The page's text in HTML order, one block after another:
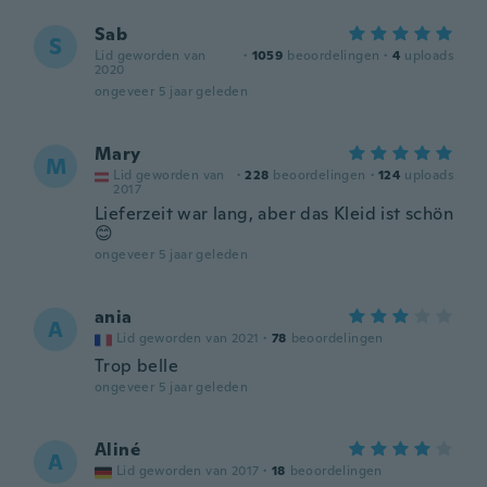
S Sab
Lid geworden van
2020
· 1059 beoordelingen · 4 uploads
ongeveer 5 jaar geleden
M Mary
Lid geworden van
2017
· 228 beoordelingen · 124 uploads
Lieferzeit war lang, aber das Kleid ist schön
😊
ongeveer 5 jaar geleden
A ania
Lid geworden van 2021 · 78 beoordelingen
Trop belle
ongeveer 5 jaar geleden
A Aliné
Lid geworden van 2017 · 18 beoordelingen